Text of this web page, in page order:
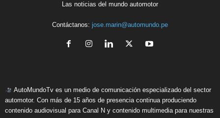
Las noticias del mundo automotor
Contáctanos: jose.marin@automundo.pe
AutoMundoTv es un medio de comunicación especializado del sector
automotor. Con más de 15 años de presencia continua produciendo
contenido audiovisual para Canal N y contenido multimedia para nuestras